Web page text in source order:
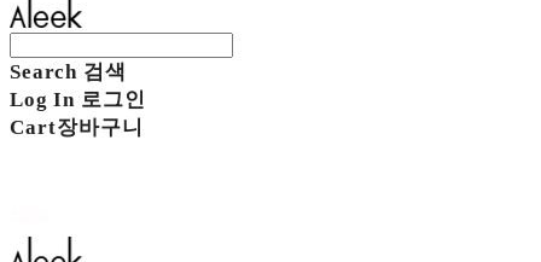
Search 검색
Log In 로그인
Cart장바구니